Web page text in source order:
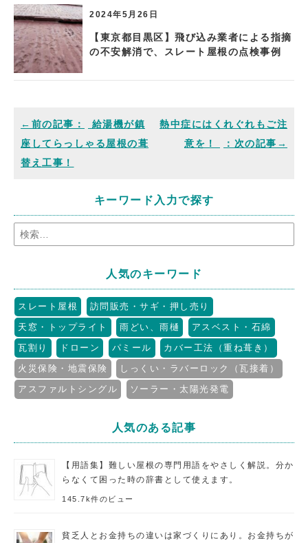
2024年5月26日
【東京都目黒区】飛び込み業者による指摘
の不安解消で、スレート屋根の点検事例
給湯機が鎮
座してらっしゃる屋根の葺
替え工事！
熱中症にはくれぐれもご注
意を！
キーワード入力で探す
人気のキーワード
スレート屋根
訪問販売・サギ・押し売り
天窓・トップライト
雨どい、雨樋
アスベスト・石綿
瓦割り
ドローン パミール
カバー工法（重ね葺き）
火災保険・地震保険
しっくい・ラバーロック（瓦接着）
アスファルトシングル
ソーラー・太陽光発電
人気のある記事
【用語集】難しい屋根の専門用語をやさしく解説。分か
らなくて困った時の辞書として使えます。
145.7k件のビュー
貧乏人とお金持ちの違いは家づくりにあり。お金持ちが